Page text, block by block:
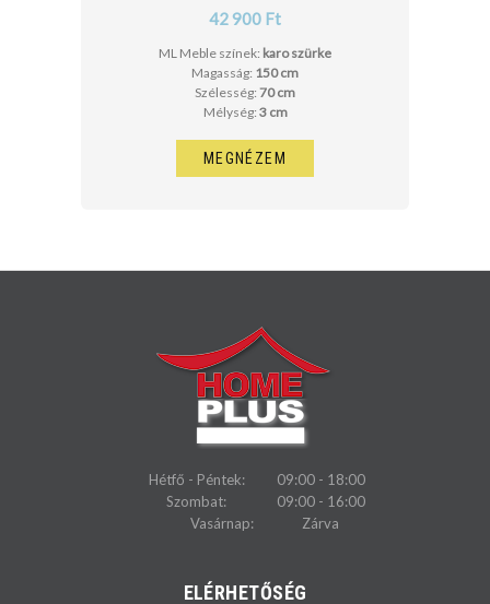
42 900 Ft
ML Meble színek: karo szürke
Magasság: 150 cm
Szélesség: 70 cm
Mélység: 3 cm
MEGNÉZEM
Hétfő - Péntek:
09:00 - 18:00
Szombat:
09:00 - 16:00
Vasárnap:
Zárva
ELÉRHETŐSÉG